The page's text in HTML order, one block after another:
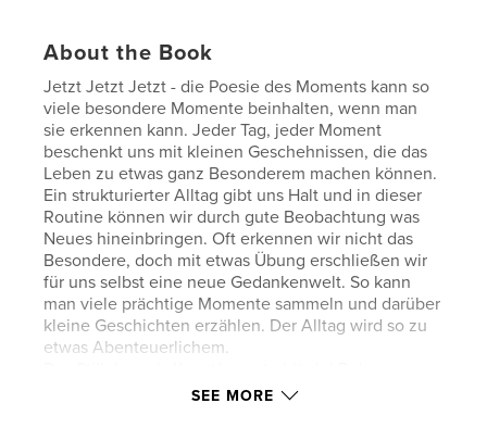
About the Book
Jetzt Jetzt Jetzt - die Poesie des Moments kann so
viele besondere Momente beinhalten, wenn man
sie erkennen kann. Jeder Tag, jeder Moment
beschenkt uns mit kleinen Geschehnissen, die das
Leben zu etwas ganz Besonderem machen können.
Ein strukturierter Alltag gibt uns Halt und in dieser
Routine können wir durch gute Beobachtung was
Neues hineinbringen. Oft erkennen wir nicht das
Besondere, doch mit etwas Übung erschließen wir
für uns selbst eine neue Gedankenwelt. So kann
man viele prächtige Momente sammeln und darüber
kleine Geschichten erzählen. Der Alltag wird so zu
etwas Abenteuerlichem.
deshalb finde ich es in unserer hektischen Zeit sehr
SEE MORE